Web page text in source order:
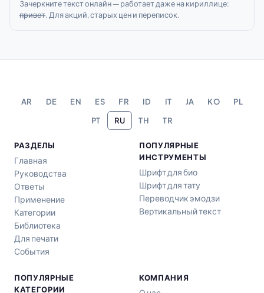
Зачеркните текст онлайн — работает даже на кириллице:
п̶р̶и̶в̶е̶т̶. Для акций, старых цен и переписок.
AR DE EN ES FR ID IT JA KO
PL
PT
RU TH TR
РАЗДЕЛЫ
Главная
Руководства
Ответы
Применение
Категории
Библиотека
Для печати
События
ПОПУЛЯРНЫЕ
ИНСТРУМЕНТЫ
Шрифт для био
Шрифт для тату
Переводчик эмодзи
Вертикальный текст
ПОПУЛЯРНЫЕ
КАТЕГОРИИ
КОМПАНИЯ